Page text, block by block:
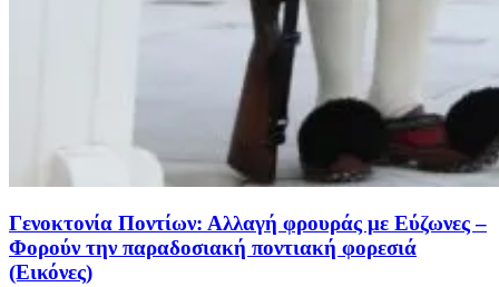
Γενοκτονία Ποντίων: Αλλαγή φρουράς με Εύζωνες –
Φορούν την παραδοσιακή ποντιακή φορεσιά
(Εικόνες)